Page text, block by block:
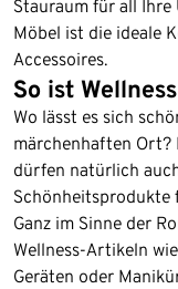
Stauraum für all Ihre
Möbel ist die ideale
Accessoires.
So ist
Wo lässt es sich
märchenhaften Ort?
dürfen natürlich
Schönheitsprodukte
Ganz im Sinne der
Wellness-Artikeln
Geräten oder